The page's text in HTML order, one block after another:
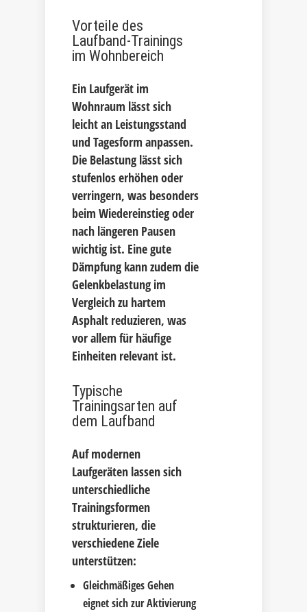
Vorteile des
Laufband-Trainings
im Wohnbereich
Ein Laufgerät im
Wohnraum lässt sich
leicht an Leistungsstand
und Tagesform anpassen.
Die Belastung lässt sich
stufenlos erhöhen oder
verringern, was besonders
beim Wiedereinstieg oder
nach längeren Pausen
wichtig ist. Eine gute
Dämpfung kann zudem die
Gelenkbelastung im
Vergleich zu hartem
Asphalt reduzieren, was
vor allem für häufige
Einheiten relevant ist.
Typische
Trainingsarten auf
dem Laufband
Auf modernen
Laufgeräten lassen sich
unterschiedliche
Trainingsformen
strukturieren, die
verschiedene Ziele
unterstützen:
Gleichmäßiges Gehen
eignet sich zur Aktivierung